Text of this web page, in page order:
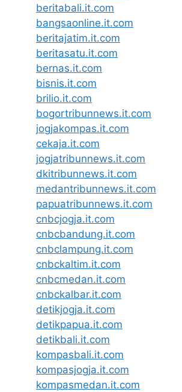
beritabali.it.com
bangsaonline.it.com
beritajatim.it.com
beritasatu.it.com
bernas.it.com
bisnis.it.com
brilio.it.com
bogortribunnews.it.com
jogjakompas.it.com
cekaja.it.com
jogjatribunnews.it.com
dkitribunnews.it.com
medantribunnews.it.com
papuatribunnews.it.com
cnbcjogja.it.com
cnbcbandung.it.com
cnbclampung.it.com
cnbckaltim.it.com
cnbcmedan.it.com
cnbckalbar.it.com
detikjogja.it.com
detikpapua.it.com
detikbali.it.com
kompasbali.it.com
kompasjogja.it.com
kompasmedan.it.com